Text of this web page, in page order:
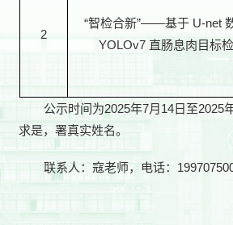
2
“智检合新”——基于 U-net
YOLOv7 直肠息肉目标
公示时间为2025年7月14日至
求是，署真实姓名。
联系人：寇老师，电话：